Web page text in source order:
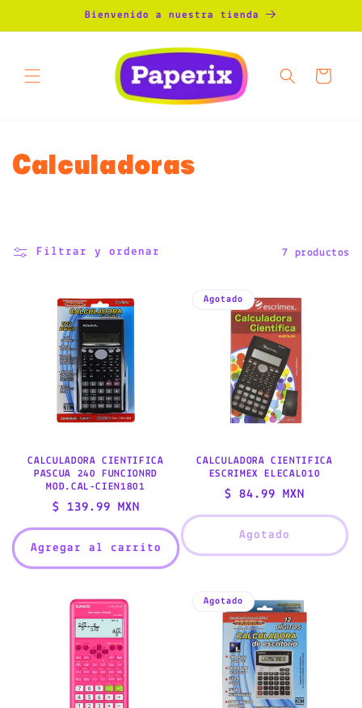
directamente
al contenido
Bienvenido a nuestra tienda
Carrito
C
e
Calculadoras
Filtrar y ordenar 7 productos
CALCULADORA CIENTIFICA
PASCUA 240 FUNCIONRD
MOD.CAL-CIEN1801
Precio
habitual
$ 139.99 MXN
Agregar al carrito
Agotado
CALCULADORA CIENTIFICA
ESCRIMEX ELECAL010
Precio
habitual
$ 84.99 MXN
Agotado
Agotado